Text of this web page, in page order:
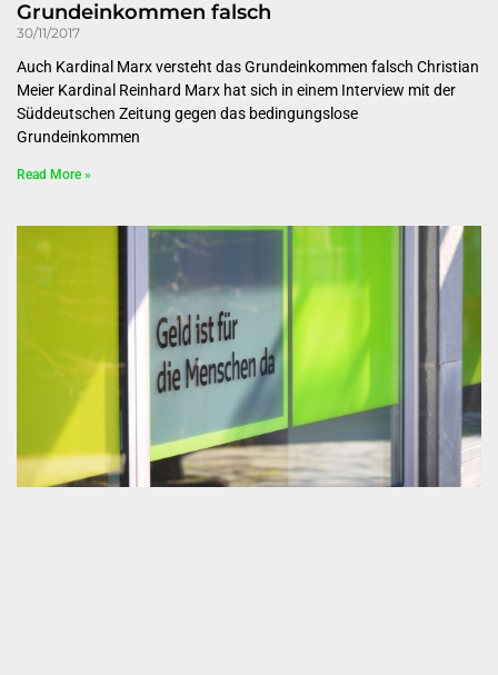
Grundeinkommen falsch
30/11/2017
Auch Kardinal Marx versteht das Grundeinkommen falsch Christian
Meier Kardinal Reinhard Marx hat sich in einem Interview mit der
Süddeutschen Zeitung gegen das bedingungslose
Grundeinkommen
Read More »